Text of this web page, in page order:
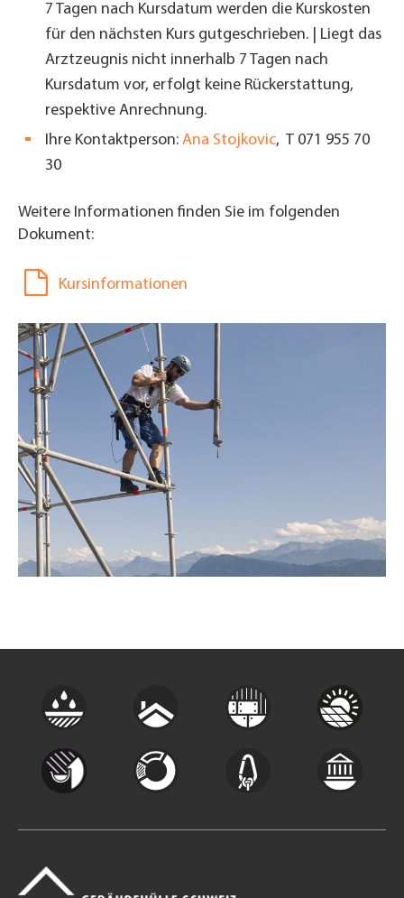
7 Tagen nach Kursdatum werden die Kurskosten
für den nächsten Kurs gutgeschrieben. | Liegt das
Arztzeugnis nicht innerhalb 7 Tagen nach
Kursdatum vor, erfolgt keine Rückerstattung,
respektive Anrechnung.
Ihre Kontaktperson: Ana Stojkovic, T 071 955 70
30
Weitere Informationen finden Sie im folgenden
Dokument:
Kursinformationen